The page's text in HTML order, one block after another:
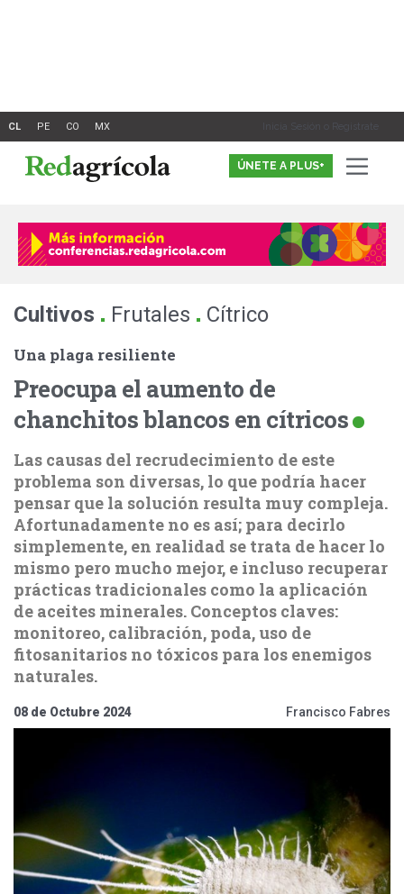
Inicia Sesión o Registrate
ÚNETE A PLUS+
Cultivos . Frutales . Cítrico
Una plaga resiliente
Preocupa el aumento de
chanchitos blancos en cítricos
Las causas del recrudecimiento de este
problema son diversas, lo que podría hacer
pensar que la solución resulta muy compleja.
Afortunadamente no es así; para decirlo
simplemente, en realidad se trata de hacer lo
mismo pero mucho mejor, e incluso recuperar
prácticas tradicionales como la aplicación
de aceites minerales. Conceptos claves:
monitoreo, calibración, poda, uso de
fitosanitarios no tóxicos para los enemigos
naturales.
08 de Octubre 2024 Francisco Fabres